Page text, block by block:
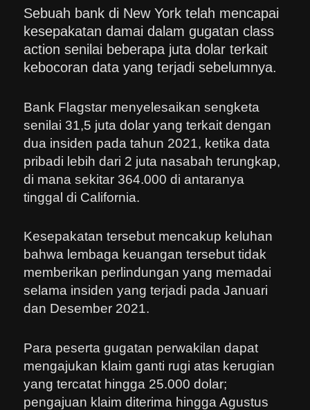
Sebuah bank di New York telah mencapai
kesepakatan damai dalam gugatan class
action senilai beberapa juta dolar terkait
kebocoran data yang terjadi sebelumnya.
Bank Flagstar menyelesaikan sengketa
senilai 31,5 juta dolar yang terkait dengan
dua insiden pada tahun 2021, ketika data
pribadi lebih dari 2 juta nasabah terungkap,
di mana sekitar 364.000 di antaranya
tinggal di California.
Kesepakatan tersebut mencakup keluhan
bahwa lembaga keuangan tersebut tidak
memberikan perlindungan yang memadai
selama insiden yang terjadi pada Januari
dan Desember 2021.
Para peserta gugatan perwakilan dapat
mengajukan klaim ganti rugi atas kerugian
yang tercatat hingga 25.000 dolar;
pengajuan klaim diterima hingga Agustus